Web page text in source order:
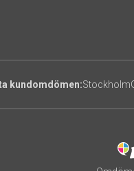
kundomdömen:Stockholm